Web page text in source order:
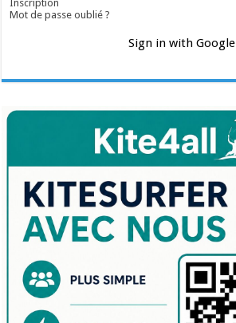
Inscription
Mot de passe oublié ?
Sign in with Google